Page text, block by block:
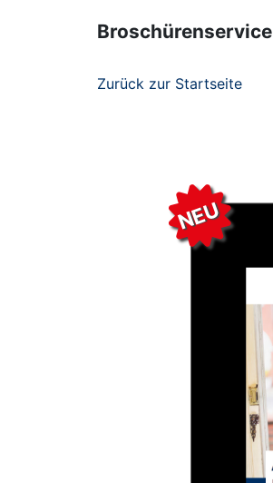
Broschürenservice
Zurück zur Startseite
NEU